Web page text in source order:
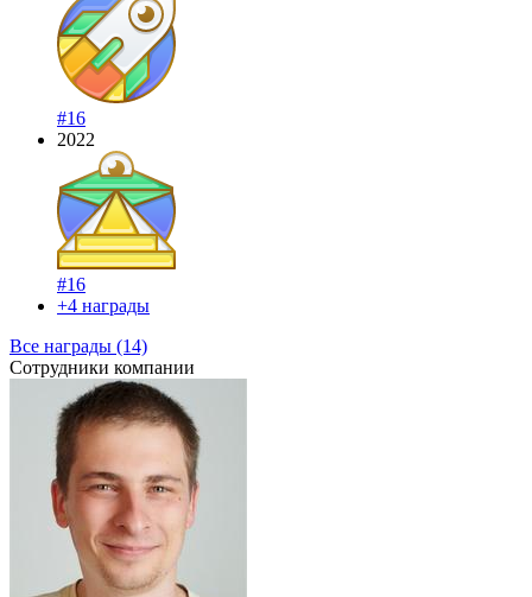
#16
2022
#16
+4 награды
Все награды (14)
Сотрудники компании